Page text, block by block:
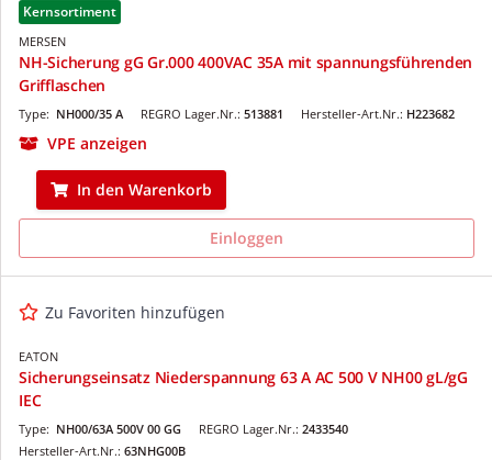
Kernsortiment
MERSEN
NH-Sicherung gG Gr.000 400VAC 35A mit spannungsführenden
Grifflaschen
REGRO Lager.Nr.: 513881
Type: NH000/35 A Hersteller-Art.Nr.: H223682
VPE anzeigen
In den Warenkorb
Einloggen
Zu Favoriten hinzufügen
EATON
Sicherungseinsatz Niederspannung 63 A AC 500 V NH00 gL/gG
IEC
REGRO Lager.Nr.: 2433540
Type: NH00/63A 500V 00 GG
Hersteller-Art.Nr.: 63NHG00B